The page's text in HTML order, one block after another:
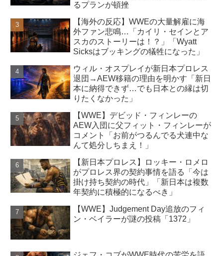
るプランが頓挫
【海外の反応】WWEの大量解雇に海
外ファン悲鳴…「カイリ・セインとア
スカのストーリーは！？」「Wyatt
Sicksはブッキングの犠牲になった」
ウィル・オスプレイが新日本プロレス
退団→AEW移籍の理由を明かす「新日
本に納得できず…でも日本との縁は切
りたくなかった」
【WWE】デビッド・フィンレーの
AEW入団に父フィット・フィンレーが
コメント「お前がつるんでる犬連中な
んて処分しちまえ！」
【新日本プロレス】ロッキー・ロメロ
がプロレス界の契約事情を語る「今は
掛け持ち契約の時代」「新日本は複数
年契約に積極的になるべき」
【WWE】Judgement Day追放のフィ
ン・ベイラーが謎の投稿「1372」